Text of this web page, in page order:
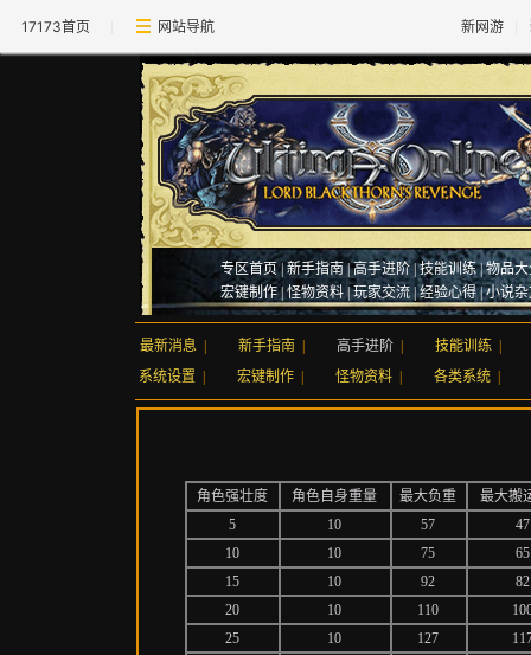
17173首页 网站导航 新网游
专区首页|新手指南 |高手进阶 |技能训练|物品
宏键制作| 怪物资料 |玩家交流 |经验心得|小说
最新消息 新手指南 高手进阶 技能训练
系统设置
宏键制作 怪物资料 各类系统
角色强壮度 角色自身重量 最大负重
最大搬
5
10 57
47
10
10 75
65
15
10 92
82
20
10 110
25
10 127